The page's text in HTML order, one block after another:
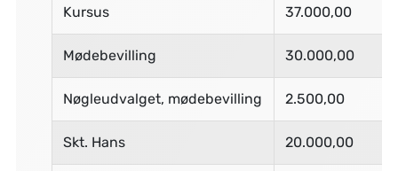
Kursus 37.000,00
Mødebevilling 30.000,00
Nøgleudvalget, mødebevilling 2.500,00
Skt. Hans 20.000,00